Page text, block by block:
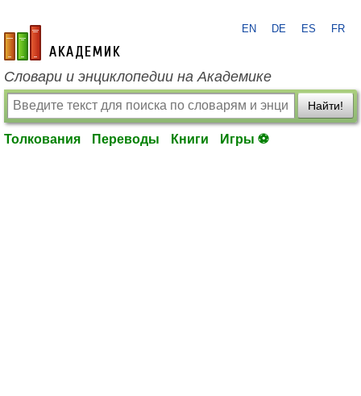
academic.ru
EN DE ES FR
Словари и энциклопедии на Академике
Найти!
Толкования Переводы Книги Игры ⚽